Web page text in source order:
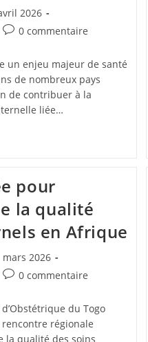
2026
0 commentaire
un enjeu majeur de santé
de nombreux pays
de contribuer à la
liée…
pour
la qualité
en Afrique
mars 2026
0 commentaire
du Togo
rencontre régionale
la qualité des soins